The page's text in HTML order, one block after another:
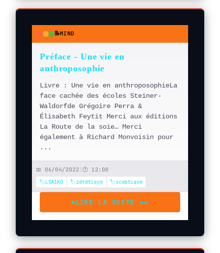
● ● ●📝MIND
Préface - Une vie en
anthroposophie
Livre : Une vie en anthroposophieLa
face cachée des écoles Steiner-
Waldorfde Grégoire Perra &
Élisabeth Feytit Merci aux éditions
La Route de la soie… Merci
également à Richard Monvoisin pour
...
📅 06/04/2022 | 🕐 12:00
🏷️LSA1KG
🏷️zététique 🏷️sceptique
▶LIRE LA SUITE →→